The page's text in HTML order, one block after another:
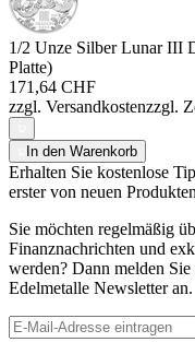
1/2 Unze Silber Lunar III
Platte)
171,64 CHF
zzgl. Versandkostenzzgl.
In den Warenkorb
Erhalten Sie kostenlose
erster von neuen
Sie möchten regelmäßig
Finanznachrichten und
werden? Dann melden
Edelmetalle Newsletter an.